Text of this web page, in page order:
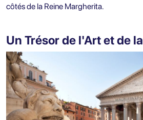
côtés de la Reine Margherita.
Un Trésor de l'Art et de